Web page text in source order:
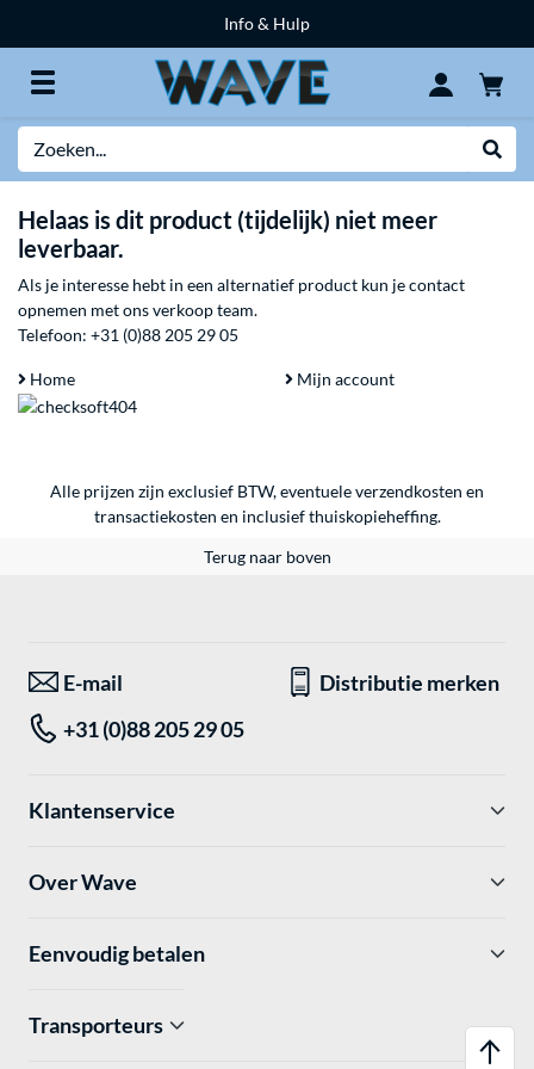
Info & Hulp
Helaas is dit product (tijdelijk) niet meer
leverbaar.
Als je interesse hebt in een alternatief product kun je contact
opnemen met ons verkoop team.
Telefoon: +31 (0)88 205 29 05
Home Mijn account
Alle prijzen zijn exclusief BTW, eventuele verzendkosten en
transactiekosten en inclusief thuiskopieheffing.
Terug naar boven
E-mail
Distributie merken
+31 (0)88 205 29 05
Klantenservice
Over Wave
Eenvoudig betalen
Transporteurs